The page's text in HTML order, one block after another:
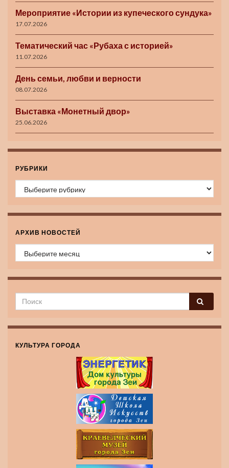
Мероприятие «Истории из купеческого сундука»
17.07.2026
Тематический час «Рубаха с историей»
11.07.2026
День семьи, любви и верности
08.07.2026
Выставка «Монетный двор»
25.06.2026
РУБРИКИ
Рубрики
АРХИВ НОВОСТЕЙ
Архив новостей
КУЛЬТУРА ГОРОДА